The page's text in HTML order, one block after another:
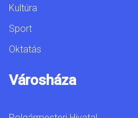
Kultúra
Sport
Oktatás
Városháza